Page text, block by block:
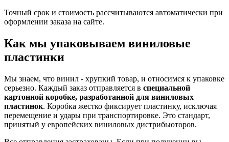
Точный срок и стоимость рассчитываются автоматически при
оформлении заказа на сайте.
Как мы упаковываем виниловые
пластинки
Мы знаем, что винил - хрупкий товар, и относимся к упаковке
серьезно. Каждый заказ отправляется в специальной
картонной коробке, разработанной для виниловых
пластинок. Коробка жестко фиксирует пластинку, исключая
перемещение и удары при транспортировке. Это стандарт,
принятый у европейских виниловых дистрибьюторов.